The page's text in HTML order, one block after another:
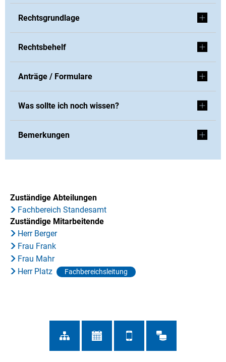
Rechtsgrundlage
Rechtsbehelf
Anträge / Formulare
Was sollte ich noch wissen?
Bemerkungen
Zuständige Abteilungen
Fachbereich Standesamt
Zuständige Mitarbeitende
Herr Berger
Frau Frank
Frau Mahr
Herr Platz
Fachbereichsleitung